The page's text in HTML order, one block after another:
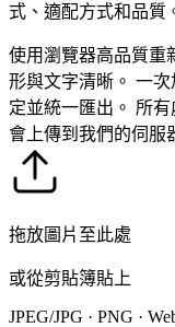
式、適配方式和品質
使用瀏覽器高品質重
形與文字清晰。 一次
定並統一匯出。 所
會上傳到我們的伺服
拖放圖片至此處
或從剪貼簿貼上
JPEG/JPG · PNG ·